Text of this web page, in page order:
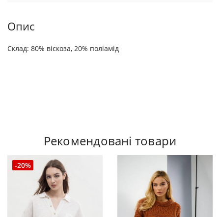
Опис
Склад: 80% віскоза, 20% поліамід
Рекомендовані товари
-20%